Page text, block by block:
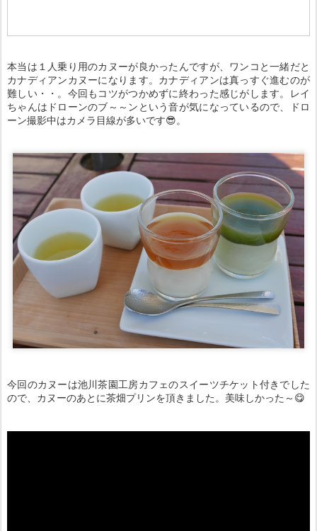
本当は１人乗り用のカヌーが良かったんですが、ワンコと一緒だと
カナディアンカヌーになります。カナディアンは真っすぐ進むのが
難しい・・。今回もコツがつかめずに終わった感じがします。レイ
ちゃんはドローンのブ～～ンという音が気になっているので、ドロ
ーン撮影中はカメラ目線が多いです😎。
今回のカヌーは池川茶園工房カフェのスイーツチケット付きでした
ので、カヌーのあとに茶畑プリンを頂きました。美味しかった～😋